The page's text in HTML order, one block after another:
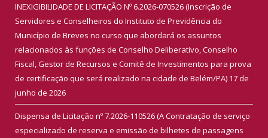
INEXIGIBILIDADE DE LICITAÇÃO Nº 6.2026-070526 (Inscrição de
Servidores e Conselheiros do Instituto de Previdência do
Município de Breves no curso que abordará os assuntos
relacionados às funções de Conselho Deliberativo, Conselho
Fiscal, Gestor de Recursos e Comitê de Investimentos para prova
de certificação que será realizado na cidade de Belém/PA) 17 de
junho de 2026
Dispensa de Licitação nº 7.2026-110526 (A Contratação de serviço
especializado de reserva e emissão de bilhetes de passagens